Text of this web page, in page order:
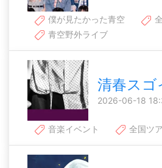
僕が見たかった青空
青空野外ライブ
清春スゴ
2026-06-18
音楽イベント 全国ツ